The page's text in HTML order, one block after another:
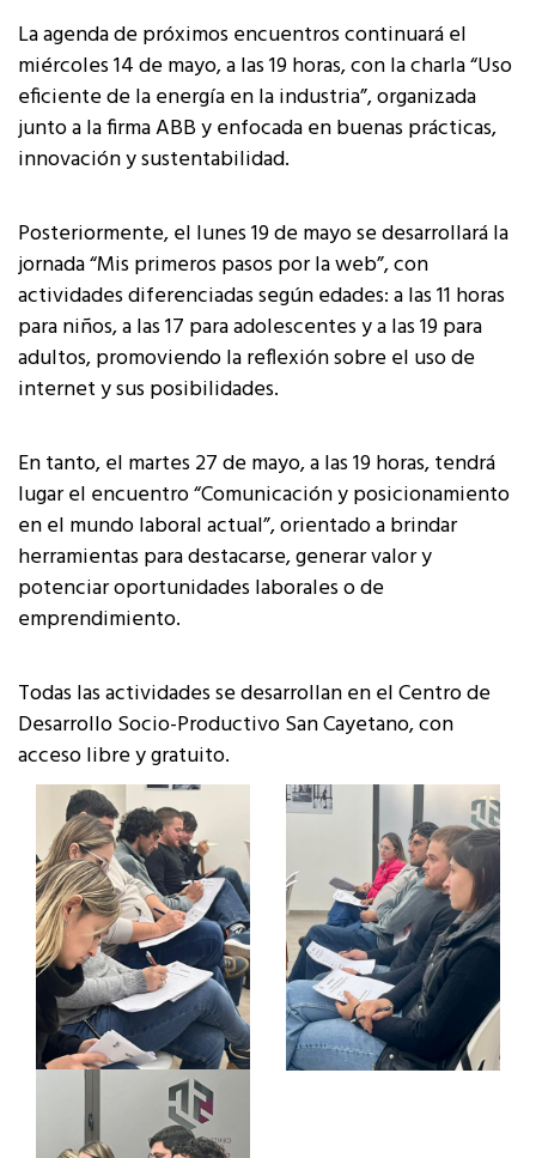
La agenda de próximos encuentros continuará el
miércoles 14 de mayo, a las 19 horas, con la charla “Uso
eficiente de la energía en la industria”, organizada
junto a la firma ABB y enfocada en buenas prácticas,
innovación y sustentabilidad.
Posteriormente, el lunes 19 de mayo se desarrollará la
jornada “Mis primeros pasos por la web”, con
actividades diferenciadas según edades: a las 11 horas
para niños, a las 17 para adolescentes y a las 19 para
adultos, promoviendo la reflexión sobre el uso de
internet y sus posibilidades.
En tanto, el martes 27 de mayo, a las 19 horas, tendrá
lugar el encuentro “Comunicación y posicionamiento
en el mundo laboral actual”, orientado a brindar
herramientas para destacarse, generar valor y
potenciar oportunidades laborales o de
emprendimiento.
Todas las actividades se desarrollan en el Centro de
Desarrollo Socio-Productivo San Cayetano, con
acceso libre y gratuito.